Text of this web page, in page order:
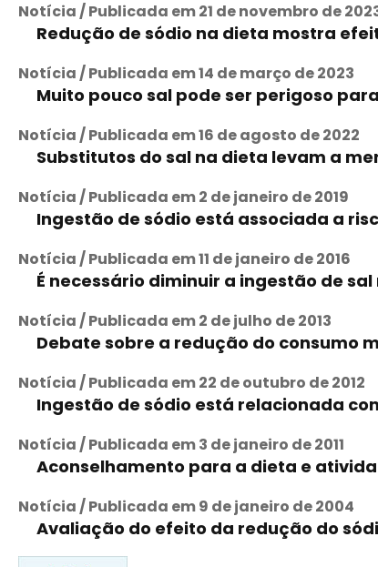
Notícia / Publicada em 21 de novembro de
Redução de sódio na dieta mostra
Notícia / Publicada em 14 de março de 2023
Muito pouco sal pode ser perigoso
Notícia / Publicada em 16 de agosto de 2022
Substitutos do sal na dieta levam a
Notícia / Publicada em 2 de janeiro de 2019
Ingestão de sódio está associada a
Notícia / Publicada em 11 de janeiro de 2016
É necessário diminuir a ingestão de
Notícia / Publicada em 2 de julho de 2013
Debate sobre a redução do consumo
Notícia / Publicada em 22 de outubro de 2012
Ingestão de sódio está relacionada
Notícia / Publicada em 3 de janeiro de 2011
Aconselhamento para a dieta e
Notícia / Publicada em 9 de janeiro de 2004
Avaliação do efeito da redução do